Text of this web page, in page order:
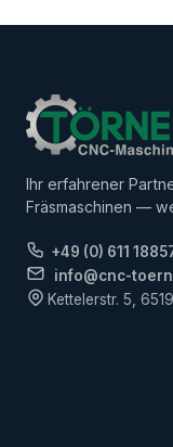
Ihr erfahrener
Fräsmaschinen —
+49 (0) 611
info@cnc-
Kettelerstr. 5,